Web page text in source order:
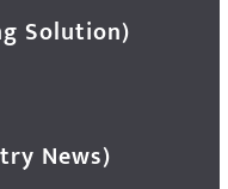
Solution)
News)